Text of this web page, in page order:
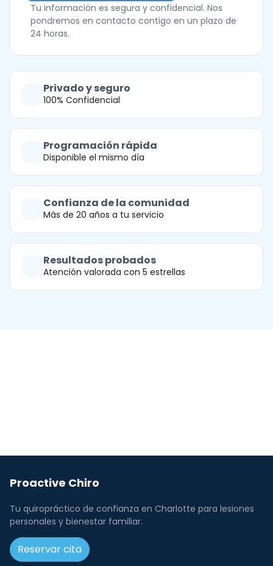
Tu información es segura y confidencial. Nos
pondremos en contacto contigo en un plazo de
24 horas.
Privado y seguro
100% Confidencial
Programación rápida
Disponible el mismo día
Confianza de la comunidad
Más de 20 años a tu servicio
Resultados probados
Atención valorada con 5 estrellas
Proactive Chiro
Tu quiropráctico de confianza en Charlotte para lesiones
personales y bienestar familiar.
Reservar cita